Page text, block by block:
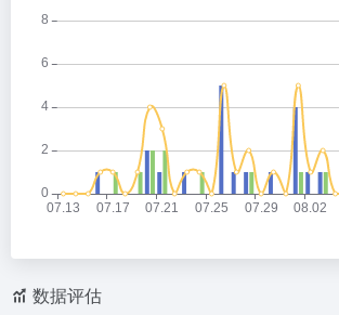
数据评估